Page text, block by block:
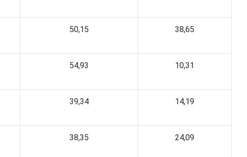
50,15 38,65
54,93 10,31
39,34 14,19
38,35 24,09